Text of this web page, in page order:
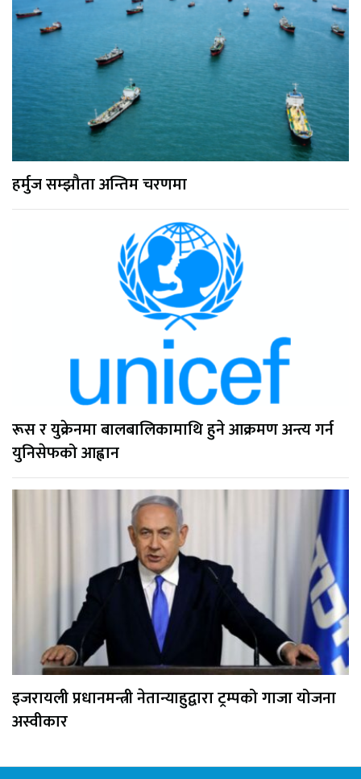
हर्मुज सम्झौता अन्तिम चरणमा
रूस र युक्रेनमा बालबालिकामाथि हुने आक्रमण अन्त्य गर्न
युनिसेफको आह्वान
इजरायली प्रधानमन्त्री नेतान्याहुद्वारा ट्रम्पको गाजा योजना
अस्वीकार